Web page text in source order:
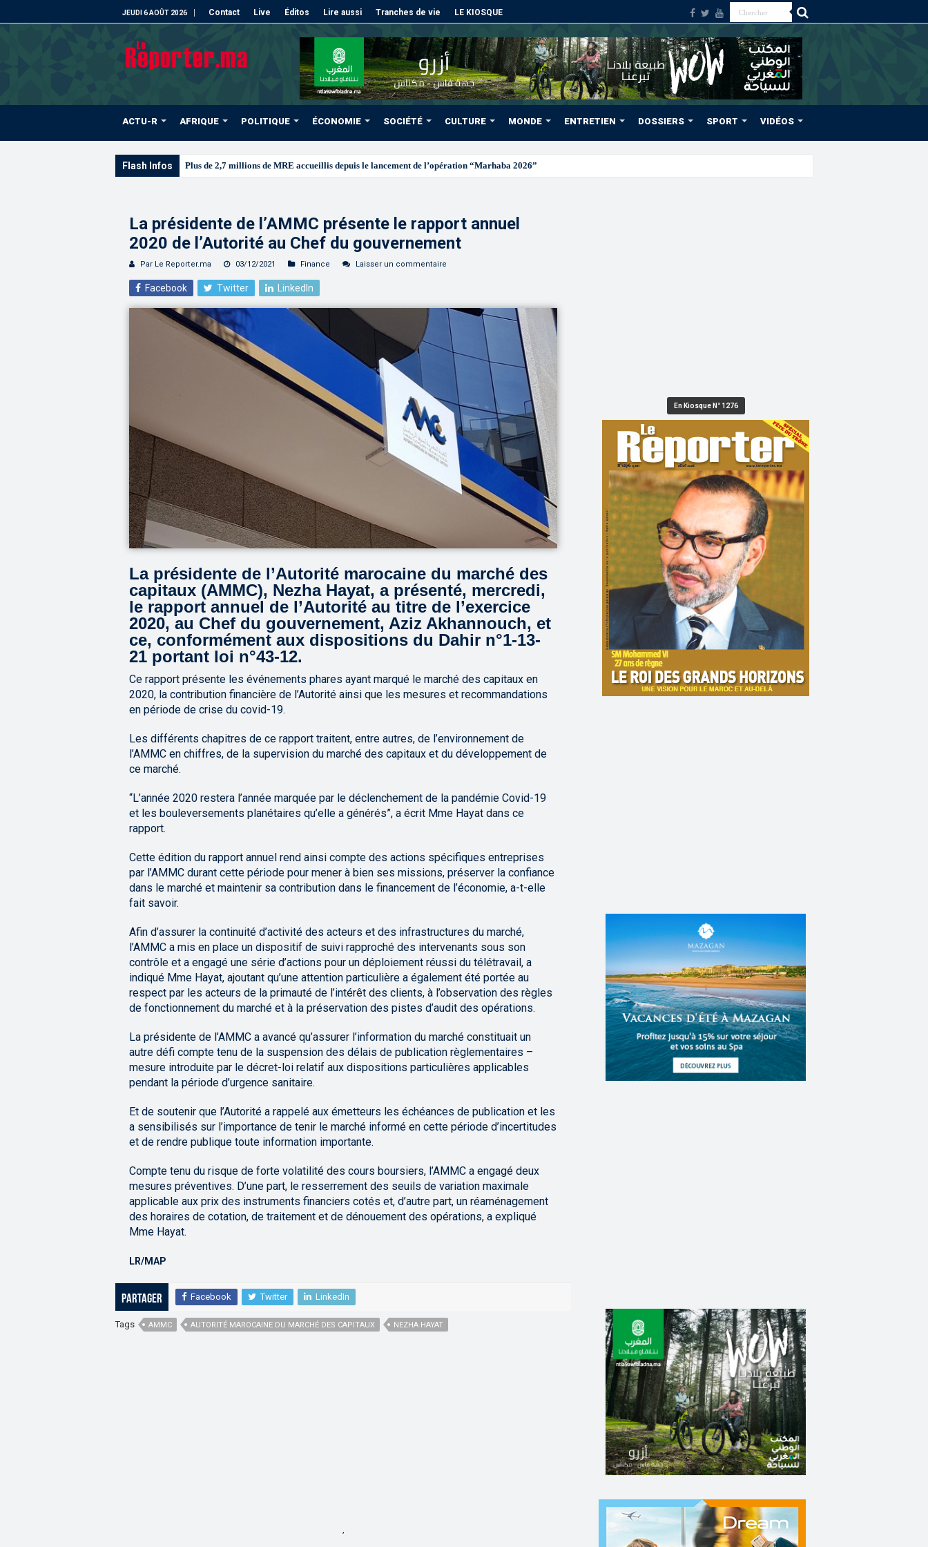
JEUDI 6 AOÛT 2026 Contact Live Éditos Lire aussi Tranches de vie LE KIOSQUE
ACTU-R AFRIQUE POLITIQUE ÉCONOMIE SOCIÉTÉ CULTURE MONDE ENTRETIEN DOSSIERS SPORT VIDÉOS
Flash Infos CAN féminine Maroc
La présidente de l’AMMC présente le rapport annuel
2020 de l’Autorité au Chef du gouvernement
Par Le Reporter.ma 03/12/2021 Finance Laisser un commentaire
Facebook Twitter LinkedIn
La présidente de l’Autorité marocaine du marché des
capitaux (AMMC), Nezha Hayat, a présenté, mercredi,
le rapport annuel de l’Autorité au titre de l’exercice
2020, au Chef du gouvernement, Aziz Akhannouch, et
ce, conformément aux dispositions du Dahir n°1-13-
21 portant loi n°43-12.
Ce rapport présente les événements phares ayant marqué le marché des capitaux en
2020, la contribution financière de l’Autorité ainsi que les mesures et recommandations
en période de crise du covid-19.
Les différents chapitres de ce rapport traitent, entre autres, de l’environnement de
l’AMMC en chiffres, de la supervision du marché des capitaux et du développement de
ce marché.
“L’année 2020 restera l’année marquée par le déclenchement de la pandémie Covid-19
et les bouleversements planétaires qu’elle a générés”, a écrit Mme Hayat dans ce
rapport.
Cette édition du rapport annuel rend ainsi compte des actions spécifiques entreprises
par l’AMMC durant cette période pour mener à bien ses missions, préserver la confiance
dans le marché et maintenir sa contribution dans le financement de l’économie, a-t-elle
fait savoir.
Afin d’assurer la continuité d’activité des acteurs et des infrastructures du marché,
l’AMMC a mis en place un dispositif de suivi rapproché des intervenants sous son
contrôle et a engagé une série d’actions pour un déploiement réussi du télétravail, a
indiqué Mme Hayat, ajoutant qu’une attention particulière a également été portée au
respect par les acteurs de la primauté de l’intérêt des clients, à l’observation des règles
de fonctionnement du marché et à la préservation des pistes d’audit des opérations.
La présidente de l’AMMC a avancé qu’assurer l’information du marché constituait un
autre défi compte tenu de la suspension des délais de publication règlementaires –
mesure introduite par le décret-loi relatif aux dispositions particulières applicables
pendant la période d’urgence sanitaire.
Et de soutenir que l’Autorité a rappelé aux émetteurs les échéances de publication et les
a sensibilisés sur l’importance de tenir le marché informé en cette période d’incertitudes
et de rendre publique toute information importante.
Compte tenu du risque de forte volatilité des cours boursiers, l’AMMC a engagé deux
mesures préventives. D’une part, le resserrement des seuils de variation maximale
applicable aux prix des instruments financiers cotés et, d’autre part, un réaménagement
des horaires de cotation, de traitement et de dénouement des opérations, a expliqué
Mme Hayat.
LR/MAP
Partager Facebook Twitter LinkedIn
Tags AMMC AUTORITÉ MAROCAINE DU MARCHÉ DES CAPITAUX NEZHA HAYAT
En Kiosque N° 1276